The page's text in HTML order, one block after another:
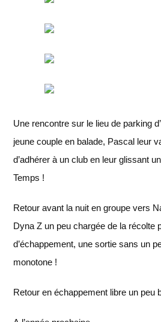
Une rencontre sur le lieu de parking
jeune couple en balade, Pascal leur
d’adhérer à un club en leur glissant
Temps !
Retour avant la nuit en groupe vers
Dyna Z un peu chargée de la récolte
d’échappement, une sortie sans un
monotone !
Retour en échappement libre un peu